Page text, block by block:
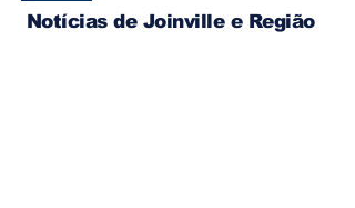
Notícias de Joinville e Região